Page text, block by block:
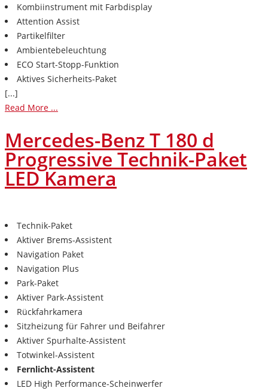
Kombiinstrument mit Farbdisplay
Attention Assist
Partikelfilter
Ambientebeleuchtung
ECO Start-Stopp-Funktion
Aktives Sicherheits-Paket
[...]
Read More ...
Mercedes-Benz T 180 d
Progressive Technik-Paket
LED Kamera
Technik-Paket
Aktiver Brems-Assistent
Navigation Paket
Navigation Plus
Park-Paket
Aktiver Park-Assistent
Rückfahrkamera
Sitzheizung für Fahrer und Beifahrer
Aktiver Spurhalte-Assistent
Totwinkel-Assistent
Fernlicht-Assistent
LED High Performance-Scheinwerfer